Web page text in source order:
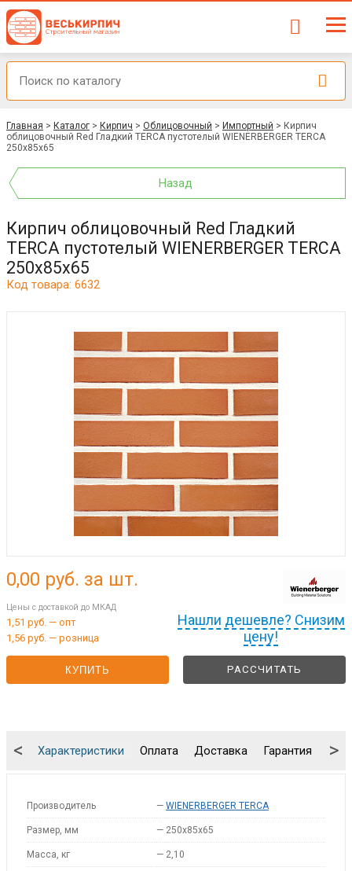
Главная > Каталог > Кирпич > Облицовочный > Импортный > Кирпич
облицовочный Red Гладкий TERCA пустотелый WIENERBERGER TERCA
250х85х65
Назад
Кирпич облицовочный Red Гладкий
TERCA пустотелый WIENERBERGER TERCA
250х85х65
Код товара: 6632
Нашли дешевле? Снизим
цену!
0,00 руб. за шт.
Цены с доставкой до МКАД
1,51 руб. — опт
1,56 руб. — розница
КУПИТЬ РАССЧИТАТЬ
Характеристики Оплата Доставка Гарантия
< >
Производитель — WIENERBERGER TERCA
Размер, мм — 250х85х65
Масса, кг — 2,10